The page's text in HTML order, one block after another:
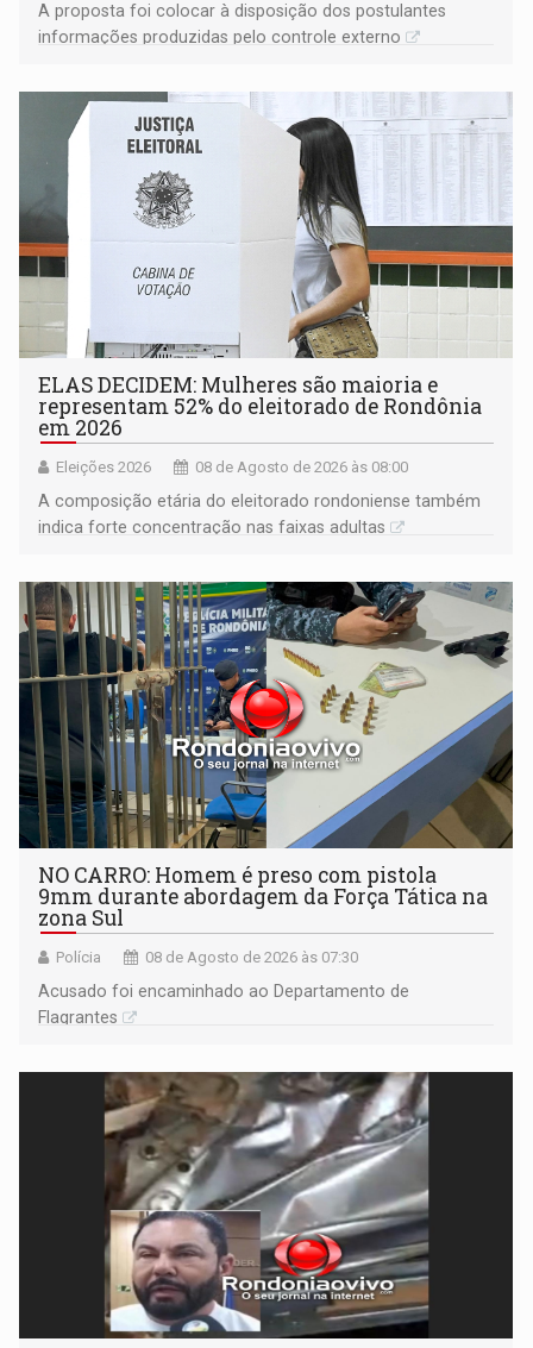
A proposta foi colocar à disposição dos postulantes
informações produzidas pelo controle externo
ELAS DECIDEM: Mulheres são maioria e
representam 52% do eleitorado de Rondônia
em 2026
Eleições 2026 08 de Agosto de 2026 às 08:00
A composição etária do eleitorado rondoniense também
indica forte concentração nas faixas adultas
NO CARRO: Homem é preso com pistola
9mm durante abordagem da Força Tática na
zona Sul
Polícia 08 de Agosto de 2026 às 07:30
Acusado foi encaminhado ao Departamento de
Flagrantes